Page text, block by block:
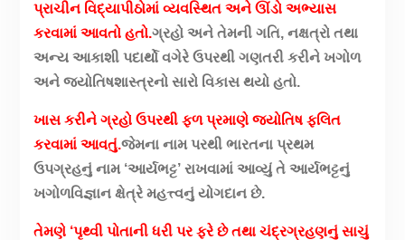
પ્રાચીન વિદ્યાપીઠોમાં વ્યવસ્થિત અને ઊંડો અભ્યાસ
કરવામાં આવતો હતો.ગ્રહો અને તેમની ગતિ, નક્ષત્રો તથા
અન્ય આકાશી પદાર્થો વગેરે ઉપરથી ગણતરી કરીને ખગોળ
અને જ્યોતિષશાસ્ત્રનો સારો વિકાસ થયો હતો.
ખાસ કરીને ગ્રહો ઉપરથી ફળ પ્રમાણે જ્યોતિષ ફલિત
કરવામાં આવતું.જેમના નામ પરથી ભારતના પ્રથમ
ઉપગ્રહનું નામ ‘આર્યભટ્ટ’ રાખવામાં આવ્યું તે આર્યભટ્ટનું
ખગોળવિજ્ઞાન ક્ષેત્રે મહત્ત્વનું યોગદાન છે.
તેમણે ‘પૃથ્વી પોતાની ધરી પર ફરે છે તથા ચંદ્રગ્રહણનું સાચું